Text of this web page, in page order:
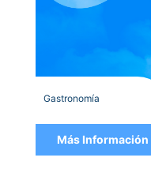
Gastronomía
Más Información